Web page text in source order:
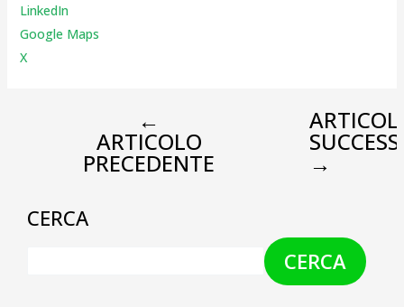
LinkedIn
Google Maps
X
←
ARTICOLO
PRECEDENTE →
CERCA
CERCA